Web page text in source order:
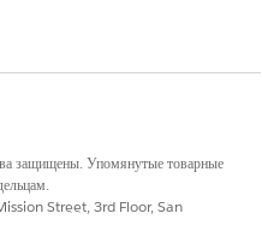
которые определены для
подарка
обязательством
обязательством
защищены. Упомянутые товарные
Street, 3rd Floor, San